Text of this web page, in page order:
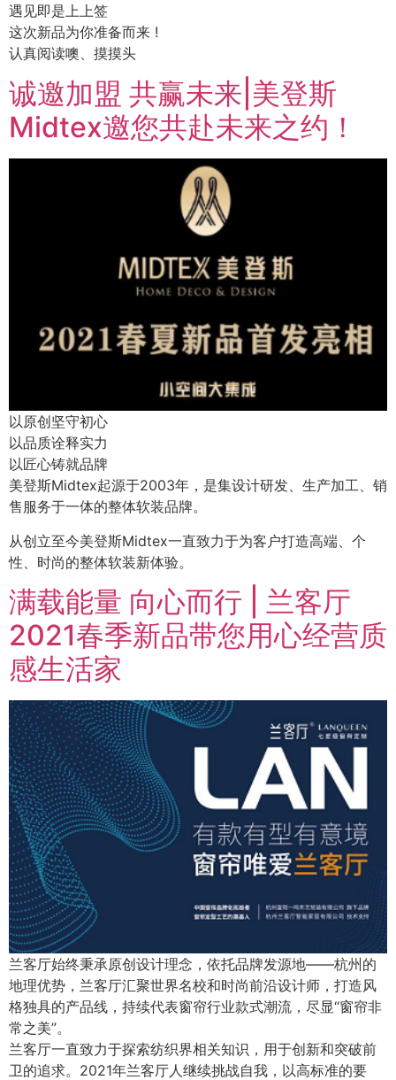
遇见即是上上签
这次新品为你准备而来 !
认真阅读噢、摸摸头
诚邀加盟 共赢未来|美登斯
Midtex邀您共赴未来之约！
以原创坚守初心
以品质诠释实力
以匠心铸就品牌
美登斯Midtex起源于2003年，是集设计研发、生产加工、销
售服务于一体的整体软装品牌。
从创立至今美登斯Midtex一直致力于为客户打造高端、个
性、时尚的整体软装新体验。
满载能量 向心而行 | 兰客厅
2021春季新品带您用心经营质
感生活家
兰客厅始终秉承原创设计理念，依托品牌发源地——杭州的
地理优势，兰客厅汇聚世界名校和时尚前沿设计师，打造风
格独具的产品线，持续代表窗帘行业款式潮流，尽显“窗帘非
常之美”。
兰客厅一直致力于探索纺织界相关知识，用于创新和突破前
卫的追求。2021年兰客厅人继续挑战自我，以高标准的要